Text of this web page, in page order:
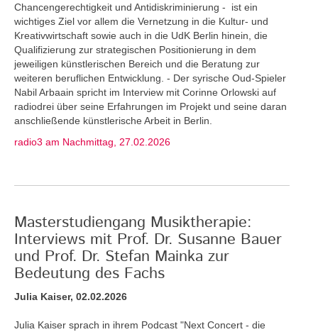
Chancengerechtigkeit und Antidiskriminierung - ist ein
wichtiges Ziel vor allem die Vernetzung in die Kultur- und
Kreativwirtschaft sowie auch in die UdK Berlin hinein, die
Qualifizierung zur strategischen Positionierung in dem
jeweiligen künstlerischen Bereich und die Beratung zur
weiteren beruflichen Entwicklung. - Der syrische Oud-Spieler
Nabil Arbaain spricht im Interview mit Corinne Orlowski auf
radiodrei über seine Erfahrungen im Projekt und seine daran
anschließende künstlerische Arbeit in Berlin.
radio3 am Nachmittag, 27.02.2026
Masterstudiengang Musiktherapie:
Interviews mit Prof. Dr. Susanne Bauer
und Prof. Dr. Stefan Mainka zur
Bedeutung des Fachs
Julia Kaiser, 02.02.2026
Julia Kaiser sprach in ihrem Podcast "Next Concert - die